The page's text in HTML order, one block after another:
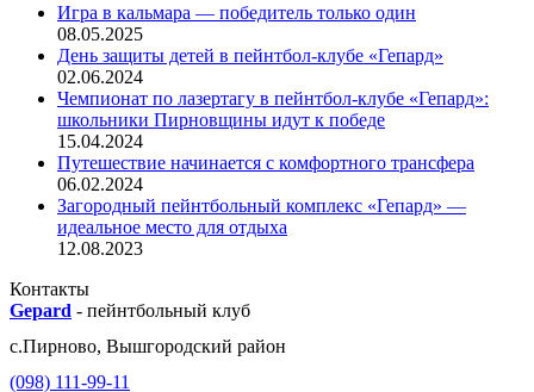
Игра в кальмара — победитель только один
08.05.2025
День защиты детей в пейнтбол-клубе «Гепард»
02.06.2024
Чемпионат по лазертагу в пейнтбол-клубе «Гепард»:
школьники Пирновщины идут к победе
15.04.2024
Путешествие начинается с комфортного трансфера
06.02.2024
Загородный пейнтбольный комплекс «Гепард» —
идеальное место для отдыха
12.08.2023
Контакты
Gepard - пейнтбольный клуб
с.Пирново, Вышгородский район
(098) 111-99-11